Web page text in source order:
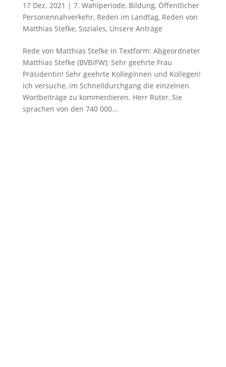
17 Dez. 2021 | 7. Wahlperiode, Bildung, Öffentlicher
Personennahverkehr, Reden im Landtag, Reden von
Matthias Stefke, Soziales, Unsere Anträge
Rede von Matthias Stefke in Textform: Abgeordneter
Matthias Stefke (BVB/FW): Sehr geehrte Frau
Präsidentin! Sehr geehrte Kolleginnen und Kollegen!
Ich versuche, im Schnelldurchgang die einzelnen
Wortbeiträge zu kommentieren. Herr Rüter, Sie
sprachen von den 740 000...